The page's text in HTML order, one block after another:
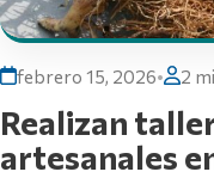
febrero 15, 2026• 2
Realizan
artesanales